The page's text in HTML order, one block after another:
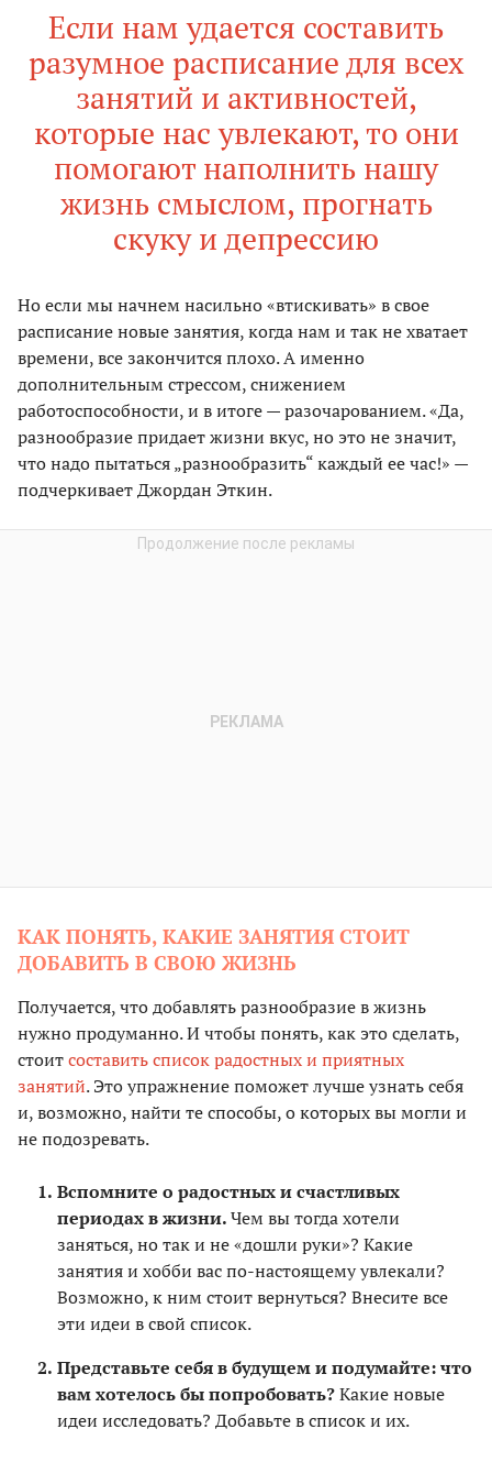
Если нам удается составить
разумное расписание для всех
занятий и активностей,
которые нас увлекают, то они
помогают наполнить нашу
жизнь смыслом, прогнать
скуку и депрессию
Но если мы начнем насильно «втискивать» в свое
расписание новые занятия, когда нам и так не хватает
времени, все закончится плохо. А именно
дополнительным стрессом, снижением
работоспособности, и в итоге — разочарованием. «Да,
разнообразие придает жизни вкус, но это не значит,
что надо пытаться „разнообразить“ каждый ее час!» —
подчеркивает Джордан Эткин.
КАК ПОНЯТЬ, КАКИЕ ЗАНЯТИЯ СТОИТ
ДОБАВИТЬ В СВОЮ ЖИЗНЬ
Получается, что добавлять разнообразие в жизнь
нужно продуманно. И чтобы понять, как это сделать,
стоитсоставить список радостных и приятных
занятий. Это упражнение поможет лучше узнать себя
и, возможно, найти те способы, о которых вы могли и
не подозревать.
Вспомните о радостных и счастливых
периодах в жизни.Чем вы тогда хотели
заняться, но так и не «дошли руки»? Какие
занятия и хобби вас по-настоящему увлекали?
Возможно, к ним стоит вернуться? Внесите все
эти идеи в свой список.
Представьте себя в будущем и подумайте: что
вам хотелось бы попробовать?Какие новые
идеи исследовать? Добавьте в список и их.